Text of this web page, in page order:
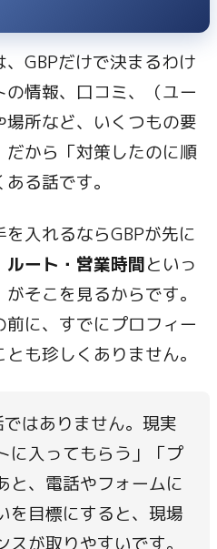
GBPだけで決まるわけ
情報、口コミ、（ユー
所など、いくつもの要
から「対策したのに順
る話です。
入れるならGBPが先に
ルート・営業時間といっ
そこを見るからです。
に、すでにプロフィー
も珍しくありません。
はありません。現実
に入ってもらう」「プ
と、電話やフォームに
を目標にすると、現場
が取りやすいです。